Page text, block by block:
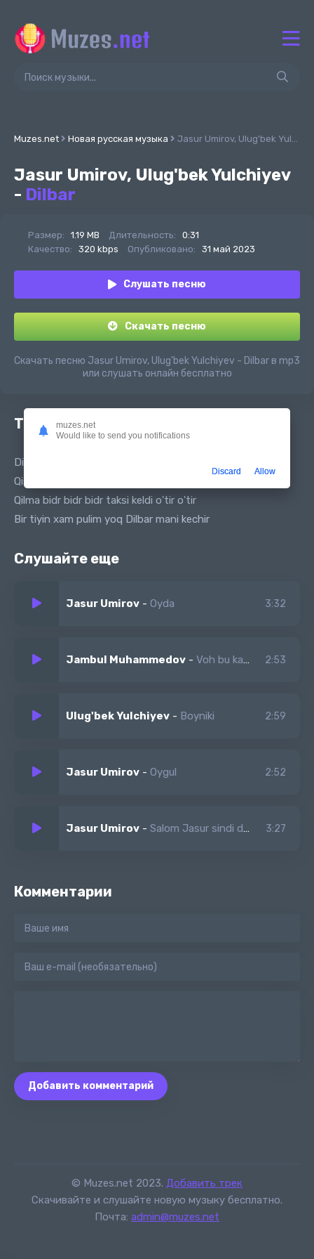
Muzes.net Новая русская музыка Jasur Umirov, Ulug'bek Yulchiyev - Dilbar
Jasur Umirov, Ulug'bek Yulchiyev
- Dilbar
Размер: 1.19 MB Длительность:
0:31
Качество:
320 kbps Опубликовано: 31 май 2023
Слушать песню
Скачать песню
Скачать песню Jasur Umirov, Ulug'bek Yulchiyev - Dilbar в mp3
или слушать онлайн бесплатно
Текст песни
Dilbar ketdik shaxarga taksi kelar saxarga
Qishloqda g'iybatchi ko'p boshing qo'yma xatarga
Qilma bidr bidr bidr taksi keldi o'tir o'tir
Bir tiyin xam pulim yoq Dilbar mani kechir
Слушайте еще
Jasur Umirov - Oyda 3:32
Jambul Muhammedov - Voh bu kabutarmi yoki pari 2:53
Ulug'bek Yulchiyev - Boyniki 2:59
Jasur Umirov - Oygul 2:52
Jasur Umirov - Salom Jasur sindi deganlar 3:27
Комментарии
Добавить комментарий
© Muzes.net 2023. Добавить трек
Скачивайте и слушайте новую музыку бесплатно.
Почта: admin@muzes.net
muzes.net
Would like to send you notifications
Discard Allow